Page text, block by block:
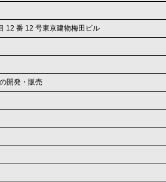
12 番 12 号東京建物梅田ビル
開発・販売